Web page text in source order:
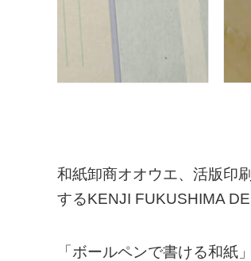
和紙卸商オオウエ、活版印
するKENJI FUKUSHIMA
「ボールペンで書ける和